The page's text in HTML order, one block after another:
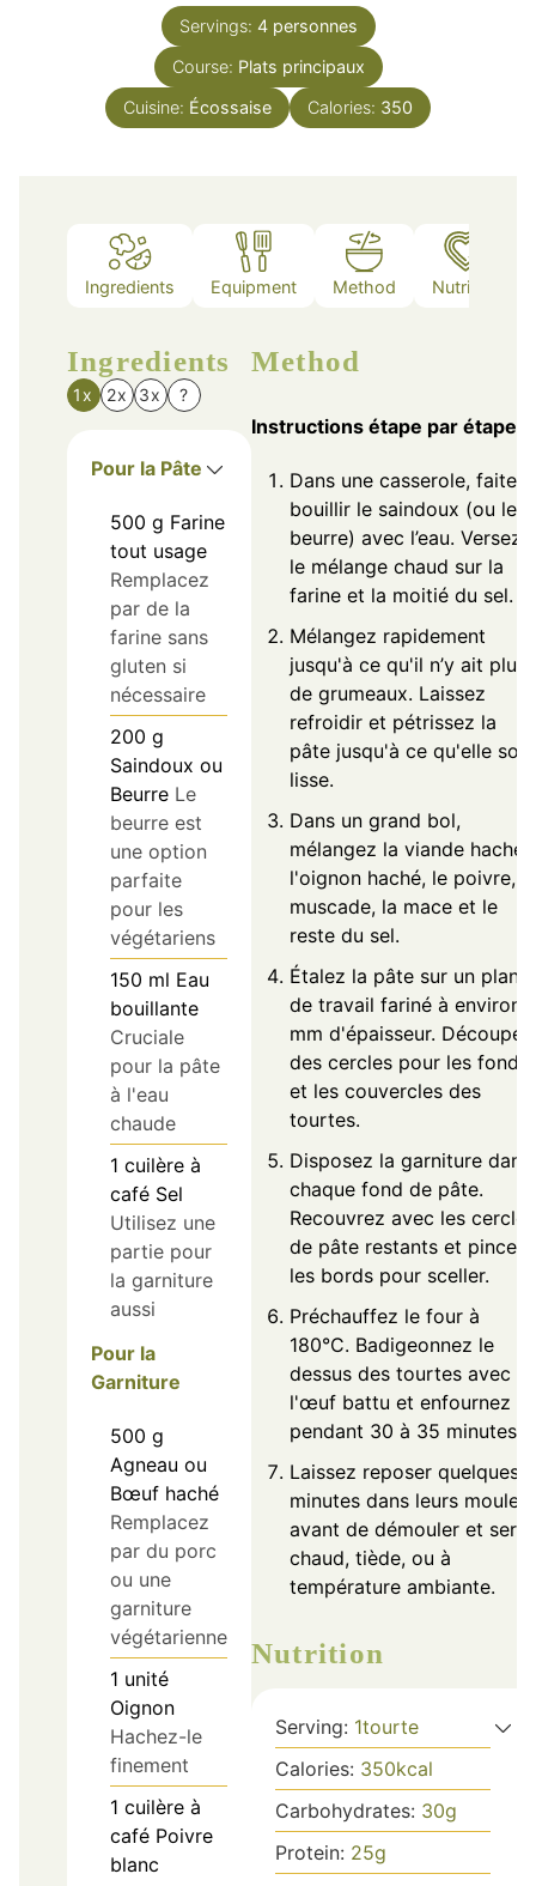
Servings: 4 personnes
Course: Plats principaux
Cuisine: Écossaise Calories: 350
Ingredients Equipment Method Nutrition
Ingredients
1x 2x 3x ?
Pour la Pâte
500 g Farine
tout usage
Remplacez
par de la
farine sans
gluten si
nécessaire
200 g
Saindoux ou
Beurre Le
beurre est
une option
parfaite
pour les
végétariens
150 ml Eau
bouillante
Cruciale
pour la pâte
à l'eau
chaude
1 cuilère à
café Sel
Utilisez une
partie pour
la garniture
aussi
Pour la
Garniture
500 g
Agneau ou
Bœuf haché
Remplacez
par du porc
ou une
garniture
végétarienne
1 unité
Oignon
Hachez-le
finement
1 cuilère à
café Poivre
blanc
Method
Instructions étape par étape
Dans une casserole, faites
bouillir le saindoux (ou le
beurre) avec l’eau. Versez
le mélange chaud sur la
farine et la moitié du sel.
Mélangez rapidement
jusqu'à ce qu'il n’y ait plus
de grumeaux. Laissez
refroidir et pétrissez la
pâte jusqu'à ce qu'elle soit
lisse.
Dans un grand bol,
mélangez la viande
l'oignon haché, le poivre, la
muscade, la mace et le
reste du sel.
Étalez la pâte sur un plan
de travail fariné à environ
mm d'épaisseur. Découpez
des cercles pour les fonds
et les couvercles des
tourtes.
Disposez la garniture dans
chaque fond de pâte.
Recouvrez avec les cercles
de pâte restants et pincez
les bords pour sceller.
Préchauffez le four à
180°C. Badigeonnez le
dessus des tourtes avec
l'œuf battu et enfournez
pendant 30 à 35 minutes.
Laissez reposer quelques
minutes dans leurs moules
avant de démouler et
chaud, tiède, ou à
température ambiante.
Nutrition
Serving: 1tourte
Calories: 350kcal
Carbohydrates: 30g
Protein: 25g